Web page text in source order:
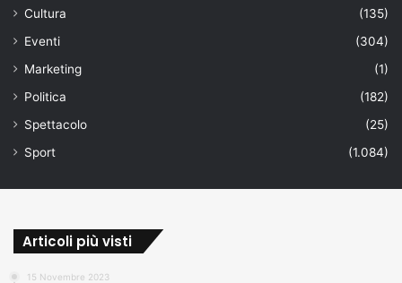
Cultura
(135)
Eventi
(304)
Marketing
(1)
Politica
(182)
Spettacolo
(25)
Sport
(1.084)
Articoli più visti
15 Novembre 2023